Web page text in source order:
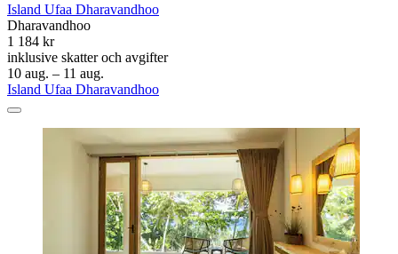
Island Ufaa Dharavandhoo
Dharavandhoo
1 184 kr
inklusive skatter och avgifter
10 aug. – 11 aug.
Island Ufaa Dharavandhoo